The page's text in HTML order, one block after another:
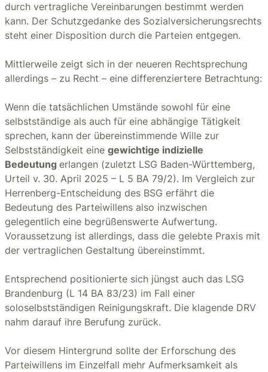
durch vertragliche Vereinbarungen bestimmt werden
kann. Der Schutzgedanke des Sozialversicherungsrechts
steht einer Disposition durch die Parteien entgegen.
Mittlerweile zeigt sich in der neueren Rechtsprechung
allerdings – zu Recht – eine differenziertere Betrachtung:
Wenn die tatsächlichen Umstände sowohl für eine
selbstständige als auch für eine abhängige Tätigkeit
sprechen, kann der übereinstimmende Wille zur
Selbstständigkeit eine gewichtige indizielle
Bedeutung erlangen (zuletzt LSG Baden-Württemberg,
Urteil v. 30. April 2025 – L 5 BA 79/2). Im Vergleich zur
Herrenberg-Entscheidung des BSG erfährt die
Bedeutung des Parteiwillens also inzwischen
gelegentlich eine begrüßenswerte Aufwertung.
Voraussetzung ist allerdings, dass die gelebte Praxis mit
der vertraglichen Gestaltung übereinstimmt.
Entsprechend positionierte sich jüngst auch das LSG
Brandenburg (L 14 BA 83/23) im Fall einer
soloselbstständigen Reinigungskraft. Die klagende DRV
nahm darauf ihre Berufung zurück.
Vor diesem Hintergrund sollte der Erforschung des
Parteiwillens im Einzelfall mehr Aufmerksamkeit als